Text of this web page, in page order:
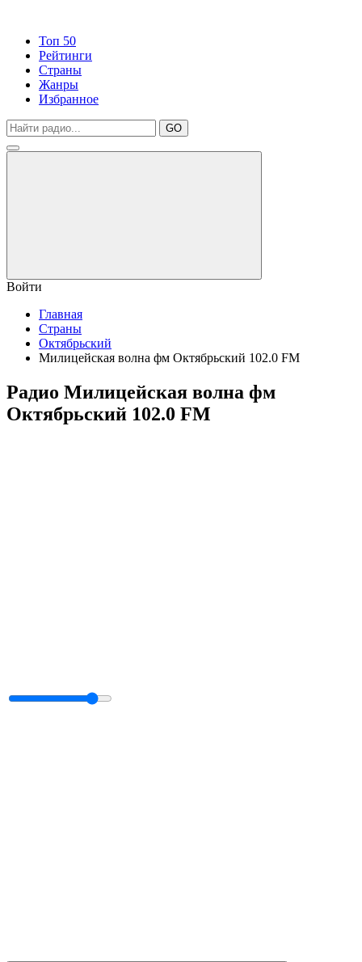
Топ 50
Рейтинги
Страны
Жанры
Избранное
GO
Войти
Главная
Страны
Октябрьский
Милицейская волна фм Октябрьский 102.0 FM
Радио Милицейская волна фм
Октябрьский 102.0 FM